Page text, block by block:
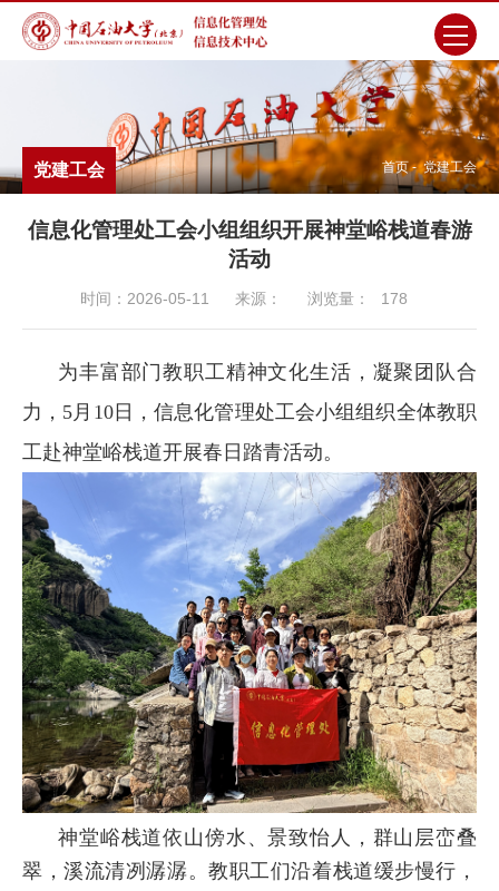
首页 - 党建工会
党建工会
信息化管理处工会小组组织开展神堂峪栈道春游
活动
时间：2026-05-11 来源： 浏览量： 178
为丰富部门教职工精神文化生活，凝聚团队合
力，5月10日，信息化管理处工会小组组织全体教职
工赴神堂峪栈道开展春日踏青活动。
神堂峪栈道依山傍水、景致怡人，群山层峦叠
翠，溪流清冽潺潺。教职工们沿着栈道缓步慢行，